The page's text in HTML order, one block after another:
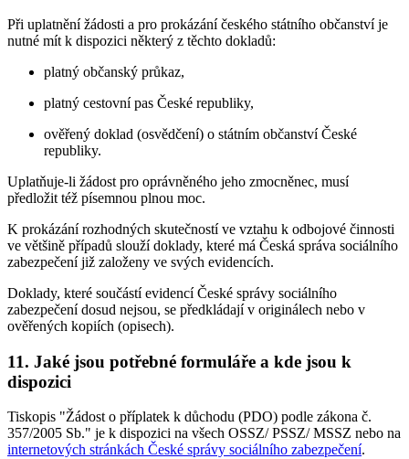
Při uplatnění žádosti a pro prokázání českého státního občanství je
nutné mít k dispozici některý z těchto dokladů:
platný občanský průkaz,
platný cestovní pas České republiky,
ověřený doklad (osvědčení) o státním občanství České
republiky.
Uplatňuje-li žádost pro oprávněného jeho zmocněnec, musí
předložit též písemnou plnou moc.
K prokázání rozhodných skutečností ve vztahu k odbojové činnosti
ve většině případů slouží doklady, které má Česká správa sociálního
zabezpečení již založeny ve svých evidencích.
Doklady, které součástí evidencí České správy sociálního
zabezpečení dosud nejsou, se předkládají v originálech nebo v
ověřených kopiích (opisech).
11. Jaké jsou potřebné formuláře a kde jsou k
dispozici
Tiskopis "Žádost o příplatek k důchodu (PDO) podle zákona č.
357/2005 Sb." je k dispozici na všech OSSZ/ PSSZ/ MSSZ nebo na
internetových stránkách České správy sociálního zabezpečení.